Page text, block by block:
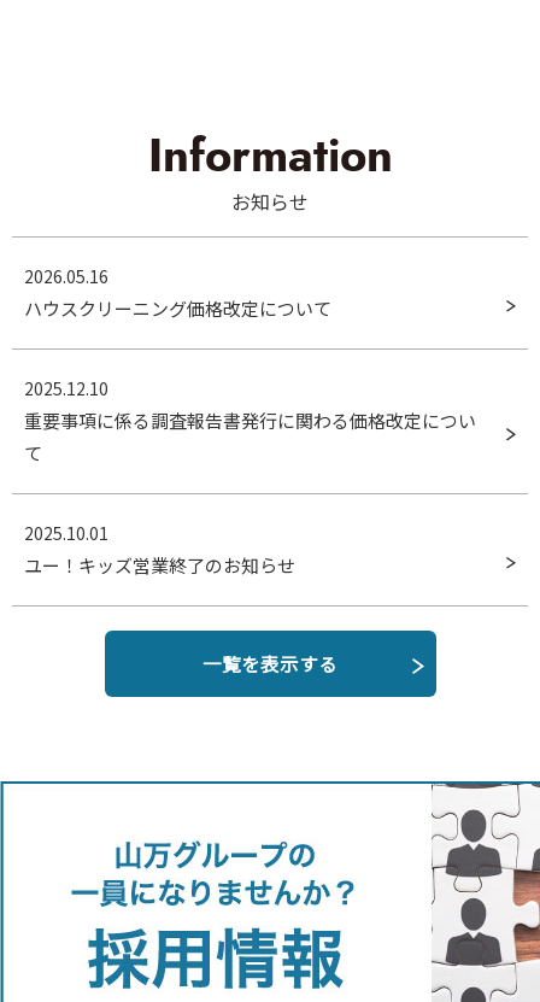
Information
お知らせ
2026.05.16
ハウスクリーニング価格改定について
2025.12.10
重要事項に係る調査報告書発行に関わる価格改定につい
て
2025.10.01
ユー！キッズ営業終了のお知らせ
一覧を表示する